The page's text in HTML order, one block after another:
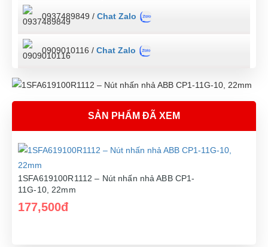
0937489849 / Chat Zalo
0909010116 / Chat Zalo
SẢN PHẨM ĐÃ XEM
1SFA619100R1112 – Nút nhấn nhả ABB CP1-
11G-10, 22mm
177,500đ